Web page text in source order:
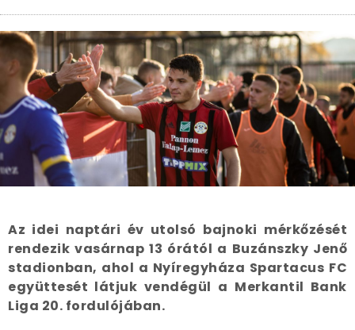
Az idei naptári év utolsó bajnoki mérkőzését
rendezik vasárnap 13 órától a Buzánszky Jenő
stadionban, ahol a Nyíregyháza Spartacus FC
együttesét látjuk vendégül a Merkantil Bank
Liga 20. fordulójában.